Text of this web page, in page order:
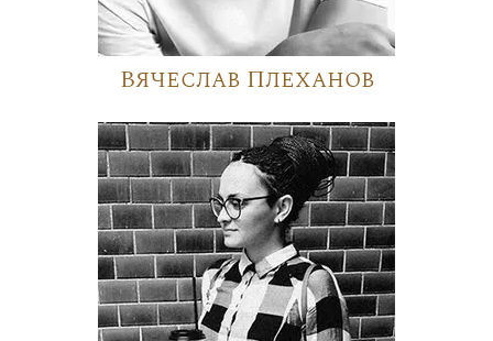
Вячеслав Плеханов